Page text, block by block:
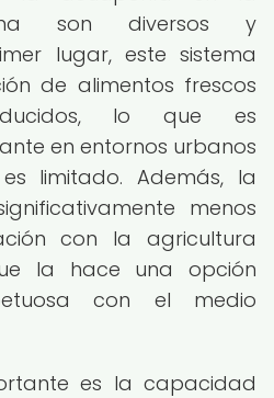
son diversos y
lugar, este sistema
de alimentos frescos
lo que es
en entornos urbanos
limitado. Además, la
menos
con la agricultura
la hace una opción
con el medio
es la capacidad